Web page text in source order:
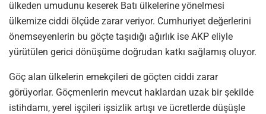
ülkeden umudunu keserek Batı ülkelerine yönelmesi
ülkemize ciddi ölçüde zarar veriyor. Cumhuriyet değerlerini
önemseyenlerin bu göçte taşıdığı ağırlık ise AKP eliyle
yürütülen gerici dönüşüme doğrudan katkı sağlamış oluyor.
Göç alan ülkelerin emekçileri de göçten ciddi zarar
görüyorlar. Göçmenlerin mevcut haklardan uzak bir şekilde
istihdamı, yerel işçileri işsizlik artışı ve ücretlerde düşüşle